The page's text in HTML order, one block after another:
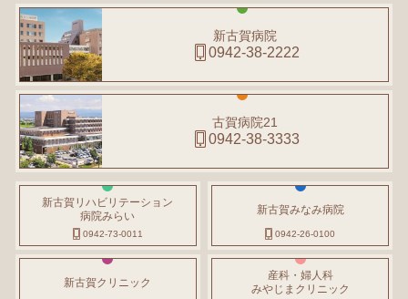
新古賀病院
0942-38-2222
古賀病院21
0942-38-3333
新古賀リハビリテーション
病院みらい
0942-73-0011
新古賀みなみ病院
0942-26-0100
新古賀クリニック
産科・婦人科
みやじまクリニック